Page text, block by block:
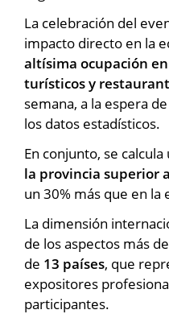
La celebración del
impacto directo en la
altísima ocupación
turísticos y
semana, a la espera
los datos estadísticos.
En conjunto, se calcula
la provincia superior
un 30% más que en la
La dimensión
de los aspectos más
de 13 países, que
expositores
participantes.